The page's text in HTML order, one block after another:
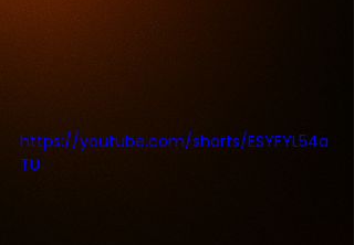
https://youtube.com/shorts/ESYFYL54a
TU